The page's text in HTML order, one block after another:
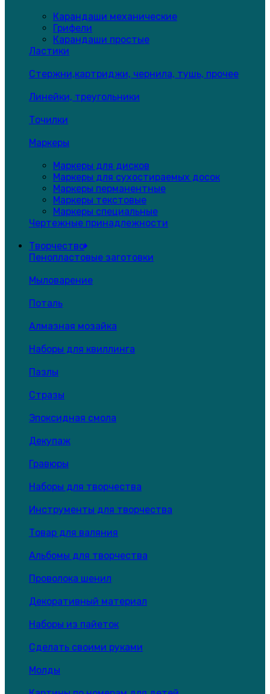
Карандаши механические
Грифели
Карандаши простые
Ластики
Стержни,картриджи, чернила, тушь, прочее
Линейки, треугольники
Точилки
Маркеры
Маркеры для дисков
Маркеры для сухостираемых досок
Маркеры перманентные
Маркеры текстовые
Маркеры специальные
Чертежные принадлежности
Творчество
Пенопластовые заготовки
Мыловарение
Поталь
Алмазная мозайка
Наборы для квиллинга
Пазлы
Стразы
Эпоксидная смола
Декупаж
Гравюры
Наборы для творчества
Инструменты для творчества
Товар для валяния
Альбомы для творчества
Проволока шенил
Декоративный материал
Наборы из пайеток
Сделать своими руками
Молды